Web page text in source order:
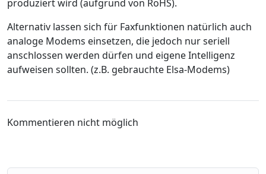
produziert wird (aufgrund von RoHS).
Alternativ lassen sich für Faxfunktionen natürlich auch
analoge Modems einsetzen, die jedoch nur seriell
anschlossen werden dürfen und eigene Intelligenz
aufweisen sollten. (z.B. gebrauchte Elsa-Modems)
Kommentieren nicht möglich